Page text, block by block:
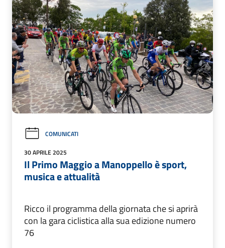
COMUNICATI
30 APRILE 2025
Il Primo Maggio a Manoppello è sport,
musica e attualità
Ricco il programma della giornata che si aprirà
con la gara ciclistica alla sua edizione numero
76